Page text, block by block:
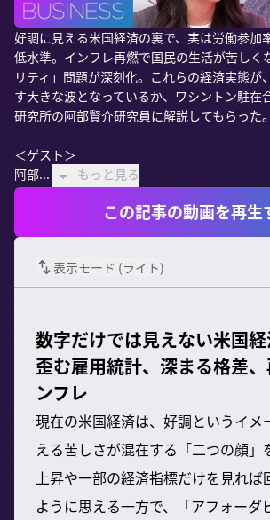
好調に見える米国経済の裏で、実は労働参加
低水準。インフレ再燃で国民の生活が苦しく
リティ」問題が深刻化。これらの経済実態が
す大きな波となっているか、ワシントン駐在
研究所の阿部賢介研究員に解説してもらった。
＜ゲスト＞
阿部...
もっと見る
この記事の動画を再生
表示モード (ライト)
数字だけでは見えない米国経
歪む雇用統計、深まる格差
ンフレ
現在の米国経済は、好調というイメ
える苦しさが混在する「二つの顔」
上昇や一部の経済指標だけを見れば
ように思える一方で、「アフォーダ